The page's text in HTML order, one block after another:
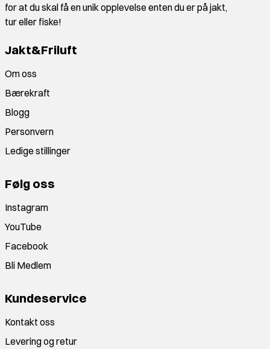
for at du skal få en unik opplevelse enten du er på jakt,
tur eller fiske!
Jakt&Friluft
Om oss
Bærekraft
Blogg
Personvern
Ledige stillinger
Følg oss
Instagram
YouTube
Facebook
Bli Medlem
Kundeservice
Kontakt oss
Levering og retur